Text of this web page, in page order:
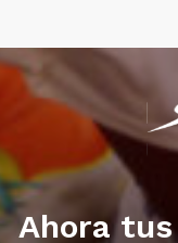
Ahora